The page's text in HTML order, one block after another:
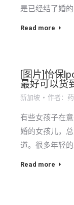
是已经结了婚
Read more
[图片]怡保
最好可以货
新加坡 作者：
有些女孩子在
婚的女孩儿，
道。很多年轻
Read more